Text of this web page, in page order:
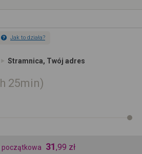
Jak to działa?
Stramnica, Twój adres
25min
początkowa 31,99 zł